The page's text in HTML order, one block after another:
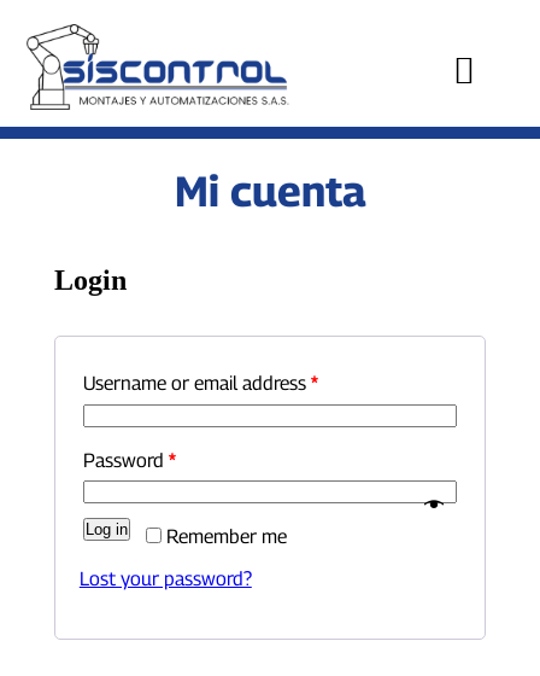
Mi cuenta
Login
Username or email address *
Password *
Remember me
Log in
Lost your password?